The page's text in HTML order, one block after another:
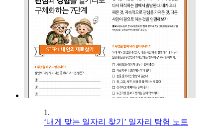
1.
‘내게 맞는 일자리 찾기’ 일자리 탐험 노트